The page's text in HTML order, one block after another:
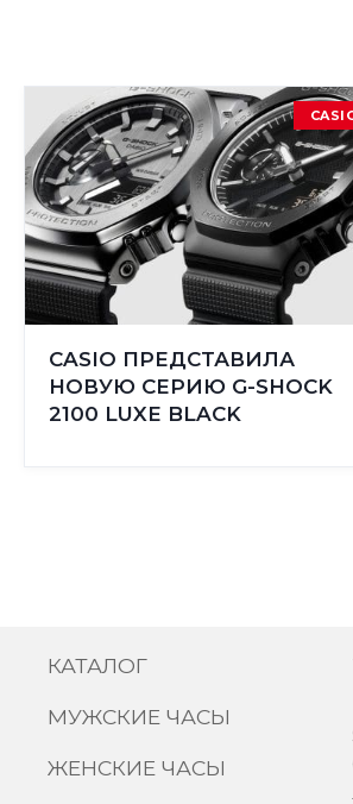
CASIO ПРЕДСТАВИЛА
НОВУЮ СЕРИЮ G-SHOCK
2100 LUXE BLACK
КАТАЛОГ
МУЖСКИЕ ЧАСЫ
ЖЕНСКИЕ ЧАСЫ